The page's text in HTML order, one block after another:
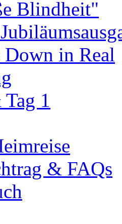
Blindheit"
Down in Real
1
& FAQs